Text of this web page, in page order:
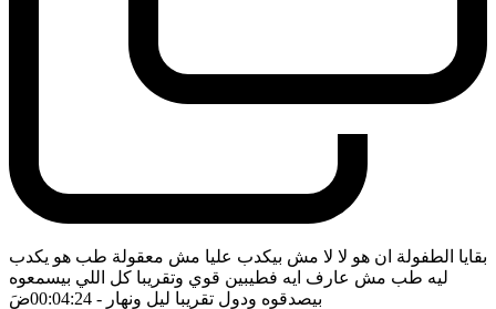
بقايا الطفولة ان هو لا لا مش بيكدب عليا مش معقولة طب هو يكدب
ليه طب مش عارف ايه فطيبين قوي وتقريبا كل اللي بيسمعوه
بيصدقوه ودول تقريبا ليل ونهار - 00:04:24 ضَ